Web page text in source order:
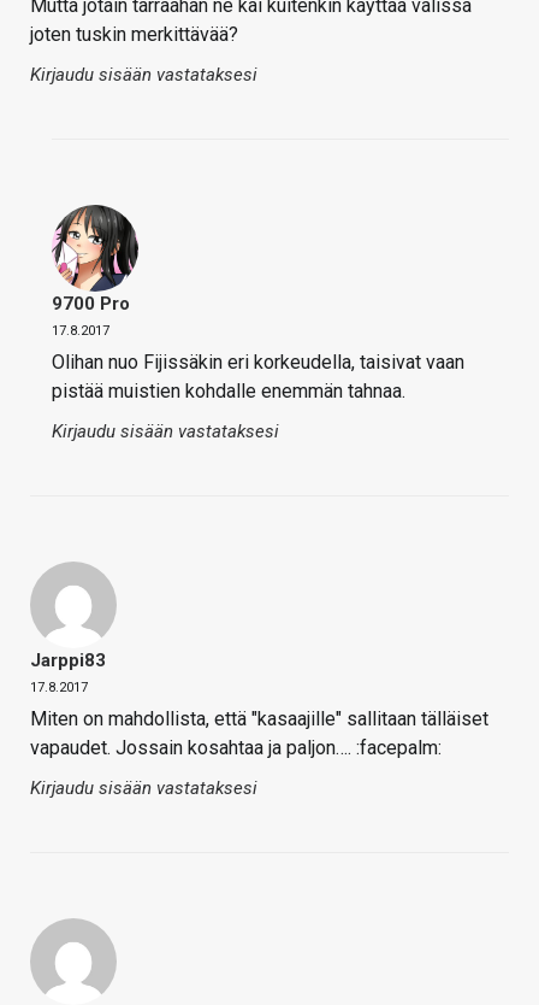
Mutta jotain tarraahan ne kai kuitenkin käyttää välissä
joten tuskin merkittävää?
Kirjaudu sisään vastataksesi
9700 Pro
17.8.2017
Olihan nuo Fijissäkin eri korkeudella, taisivat vaan
pistää muistien kohdalle enemmän tahnaa.
Kirjaudu sisään vastataksesi
Jarppi83
17.8.2017
Miten on mahdollista, että "kasaajille" sallitaan tälläiset
vapaudet. Jossain kosahtaa ja paljon…. :facepalm:
Kirjaudu sisään vastataksesi